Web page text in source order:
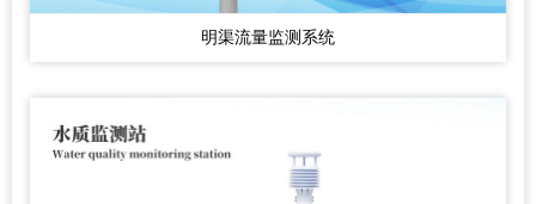
明渠流量监测系统